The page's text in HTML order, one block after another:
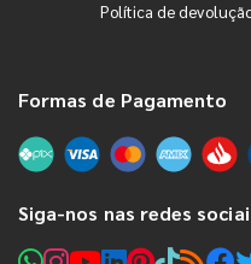
Política de
Formas de Pagamento
Siga-nos nas redes